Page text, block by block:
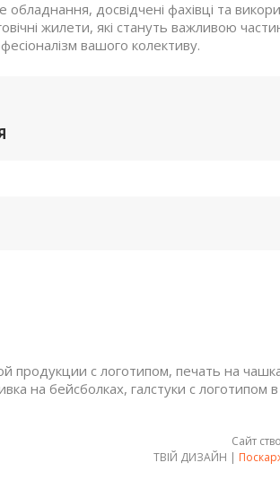
обладнання, досвідчені фахівці та
жилети, які стануть важливою
вашого колективу.
продукции с логотипом, печать на
на бейсболках, галстуки с
Сайт